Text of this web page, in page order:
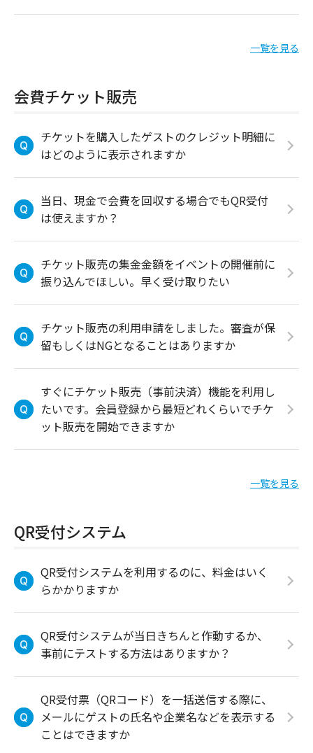
一覧を見る
会費チケット販売
チケットを購入したゲストのクレジット明細に
はどのように表示されますか
当日、現金で会費を回収する場合でもQR受付
は使えますか？
チケット販売の集金金額をイベントの開催前に
振り込んでほしい。早く受け取りたい
チケット販売の利用申請をしました。審査が保
留もしくはNGとなることはありますか
すぐにチケット販売（事前決済）機能を利用し
たいです。会員登録から最短どれくらいでチケ
ット販売を開始できますか
一覧を見る
QR受付システム
QR受付システムを利用するのに、料金はいく
らかかりますか
QR受付システムが当日きちんと作動するか、
事前にテストする方法はありますか？
QR受付票（QRコード）を一括送信する際に、
メールにゲストの氏名や企業名などを表示する
ことはできますか